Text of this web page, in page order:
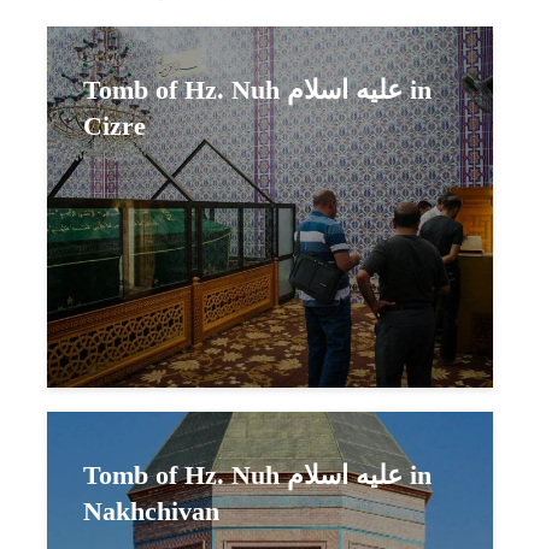
Tomb of Hz. Nuh عليه اسلام in
Cizre
Tomb of Hz. Nuh عليه اسلام in
Nakhchivan